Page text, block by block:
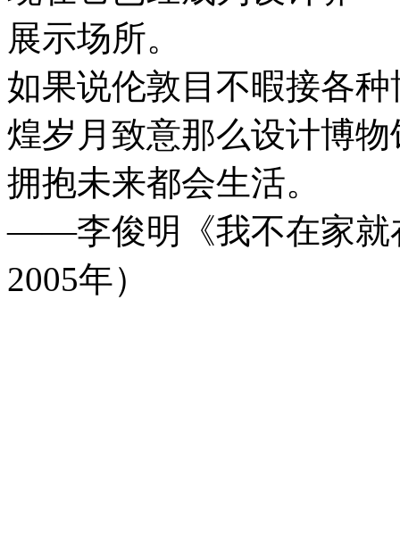
展示场所。
如果说伦敦目不暇接各
煌岁月致意那么设计博
拥抱未来都会生活。
——李俊明《我不在家就
2005年）